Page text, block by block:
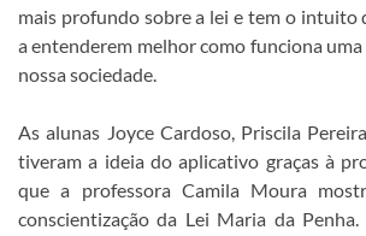
mais profundo sobre a lei e tem o intuito
a entenderem melhor como funciona
nossa sociedade.
As alunas Joyce Cardoso, Priscila
tiveram a ideia do aplicativo graças à
que a professora Camila Moura
conscientização da Lei Maria da